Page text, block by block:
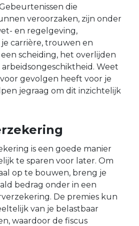
die
veroorzaken, zijn onder
en regelgeving,
carrière, trouwen en
scheiding, het overlijden
Weet
gevolgen heeft voor je
jegraag om dit inzichtelijk
is een goede manier
te sparen voor later. Om
op te bouwen, breng je
bedrag onder in een
De premies kun
van je belastbaar
waardoor de fiscus